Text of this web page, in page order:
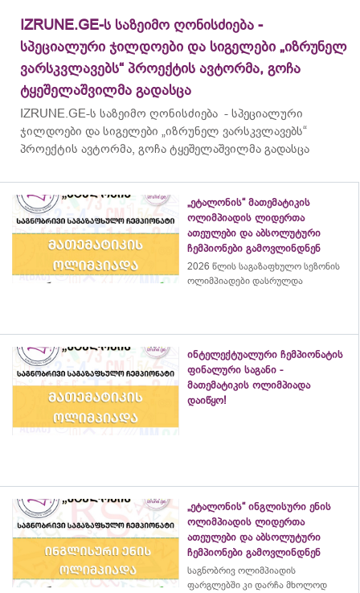
IZRUNE.GE-ს საზეიმო ღონისძიება -
სპეციალური ჯილდოები და სიგელები „იზრუნელ
ვარსკვლავებს“ პროექტის ავტორმა, გოჩა
ტყეშელაშვილმა გადასცა
IZRUNE.GE-ს საზეიმო ღონისძიება - სპეციალური
ჯილდოები და სიგელები „იზრუნელ ვარსკვლავებს“
პროექტის ავტორმა, გოჩა ტყეშელაშვილმა გადასცა
„ეტალონის“ მათემატიკის
ოლიმპიადის ლიდერთა
ათეულები და აბსოლუტური
ჩემპიონები გამოვლინდნენ
2026 წლის საგაზაფხულო სეზონის
ოლიმპიადები დასრულდა
ინტელექტუალური ჩემპიონატის
ფინალური საგანი -
მათემატიკის ოლიმპიადა
დაიწყო!
„ეტალონის“ ინგლისური ენის
ოლიმპიადის ლიდერთა
ათეულები და აბსოლუტური
ჩემპიონები გამოვლინდნენ
საგნობრივ ოლიმპიადის
ფარგლებში კი დარჩა მხოლოდ